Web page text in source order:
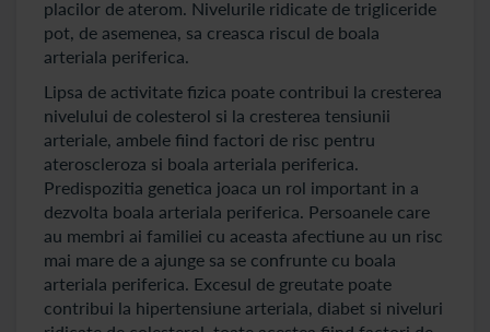
placilor de aterom. Nivelurile ridicate de trigliceride
pot, de asemenea, sa creasca riscul de boala
arteriala periferica.
Lipsa de activitate fizica poate contribui la cresterea
nivelului de colesterol si la cresterea tensiunii
arteriale, ambele fiind factori de risc pentru
ateroscleroza si boala arteriala periferica.
Predispozitia genetica joaca un rol important in a
dezvolta boala arteriala periferica. Persoanele care
au membri ai familiei cu aceasta afectiune au un risc
mai mare de a ajunge sa se confrunte cu boala
arteriala periferica. Excesul de greutate poate
contribui la hipertensiune arteriala, diabet si niveluri